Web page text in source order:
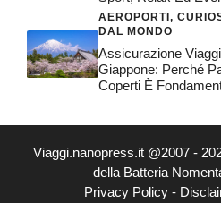
AEROPORTI ,
DAL MONDO
Assicurazione
Giappone: Perché
Coperti È
Viaggi.nanopress.it @2007 -
della Batteria
Privacy Policy -